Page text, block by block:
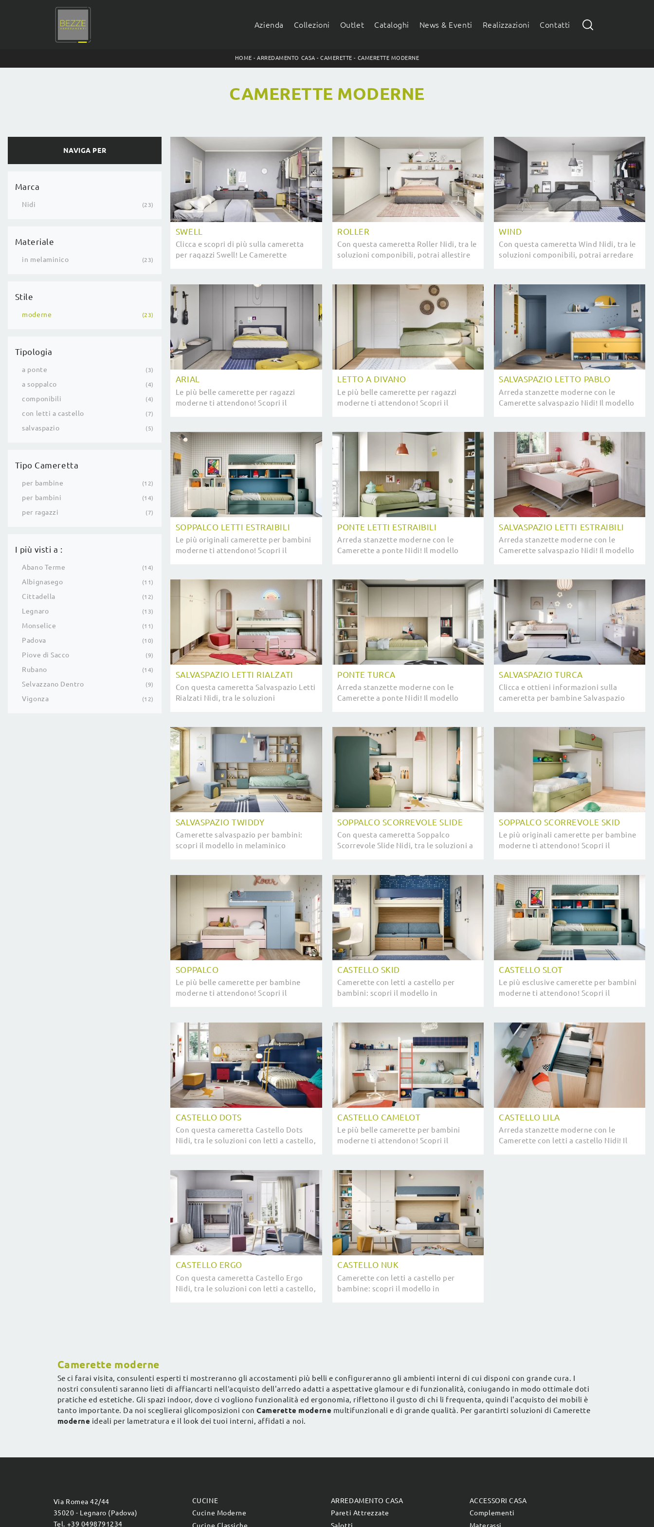
Azienda Collezioni Outlet Cataloghi News & Eventi Realizzazioni Contatti
HOME -ARREDAMENTO CASA -CAMERETTE - CAMERETTE MODERNE
CAMERETTE MODERNE
NAVIGA PER
Marca
Nidi 23
Materiale
in melaminico 23
Stile
moderne 23
Tipologia
a ponte 3
a soppalco 4
componibili 4
con letti a castello 7
salvaspazio 5
Tipo Cameretta
per bambine 12
per bambini 14
per ragazzi 7
I più visti a :
Abano Terme 14
Albignasego 11
Cittadella 12
Legnaro 13
Monselice 11
Padova 10
Piove di Sacco 9
Rubano 14
Selvazzano Dentro 9
Vigonza 12
SWELL
Clicca e scopri di più sulla cameretta
per ragazzi Swell! Le Camerette
ROLLER
Con questa cameretta Roller Nidi, tra le
soluzioni componibili, potrai allestire
WIND
Con questa cameretta Wind Nidi, tra le
soluzioni componibili, potrai arredare
ARIAL
Le più belle camerette per ragazzi
moderne ti attendono! Scopri il
LETTO A DIVANO
Le più belle camerette per ragazzi
moderne ti attendono! Scopri il
SALVASPAZIO LETTO PABLO
Arreda stanzette moderne con le
Camerette salvaspazio Nidi! Il modello
SOPPALCO LETTI ESTRAIBILI
Le più originali camerette per bambini
moderne ti attendono! Scopri il
PONTE LETTI ESTRAIBILI
Arreda stanzette moderne con le
Camerette a ponte Nidi! Il modello
SALVASPAZIO LETTI ESTRAIBILI
Arreda stanzette moderne con le
Camerette salvaspazio Nidi! Il modello
SALVASPAZIO LETTI RIALZATI
Con questa cameretta Salvaspazio Letti
Rialzati Nidi, tra le soluzioni
PONTE TURCA
Arreda stanzette moderne con le
Camerette a ponte Nidi! Il modello
SALVASPAZIO TURCA
Clicca e ottieni informazioni sulla
cameretta per bambine Salvaspazio
SALVASPAZIO TWIDDY
Camerette salvaspazio per bambini:
scopri il modello in melaminico
SOPPALCO SCORREVOLE SLIDE
Con questa cameretta Soppalco
Scorrevole Slide Nidi, tra le soluzioni a
SOPPALCO SCORREVOLE SKID
Le più originali camerette per bambine
moderne ti attendono! Scopri il
SOPPALCO
Le più belle camerette per bambine
moderne ti attendono! Scopri il
CASTELLO SKID
Camerette con letti a castello per
bambini: scopri il modello in
CASTELLO SLOT
Le più esclusive camerette per bambini
moderne ti attendono! Scopri il
CASTELLO DOTS
Con questa cameretta Castello Dots
Nidi, tra le soluzioni con letti a castello,
CASTELLO CAMELOT
Le più belle camerette per bambini
moderne ti attendono! Scopri il
CASTELLO LILA
Arreda stanzette moderne con le
Camerette con letti a castello Nidi! Il
CASTELLO ERGO
Con questa cameretta Castello Ergo
Nidi, tra le soluzioni con letti a castello,
CASTELLO NUK
Camerette con letti a castello per
bambine: scopri il modello in
Camerette moderne
Se ci farai visita, consulenti esperti ti mostreranno gli accostamenti più belli e configureranno gli ambienti interni di cui disponi con grande cura. I
nostri consulenti saranno lieti di affiancarti nell’acquisto dell'arredo adatti a aspettative glamour e di funzionalità, coniugando in modo ottimale doti
pratiche ed estetiche. Gli spazi indoor, dove ci vogliono funzionalità ed ergonomia, riflettono il gusto di chi li frequenta, quindi l'acquisto dei mobili è
tanto importante. Da noi sceglierai glicomposizioni conCamerette moderne multifunzionali e di grande qualità. Per garantirti soluzioni di Camerette
moderne ideali per lametratura e il look dei tuoi interni, affidati a noi.
Via Romea 42/44
35020 - Legnaro (Padova)
Tel. +39 0498791234
CUCINE
Cucine Moderne
Cucine Classiche
ARREDAMENTO CASA
Pareti Attrezzate
Salotti
ACCESSORI CASA
Complementi
Materassi